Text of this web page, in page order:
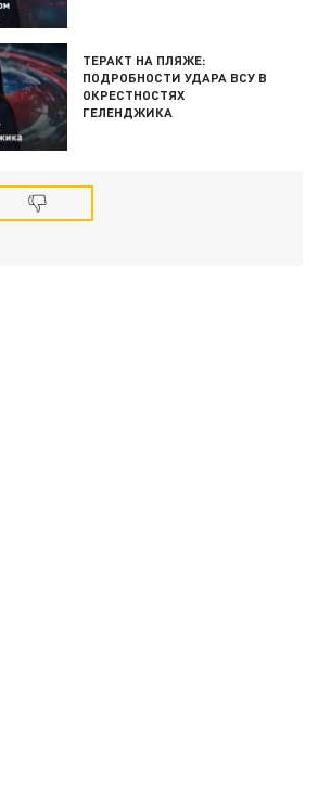
ТЕРАКТ НА ПЛЯЖЕ:
ПОДРОБНОСТИ УДАРА ВСУ В
ОКРЕСТНОСТЯХ
ГЕЛЕНДЖИКА